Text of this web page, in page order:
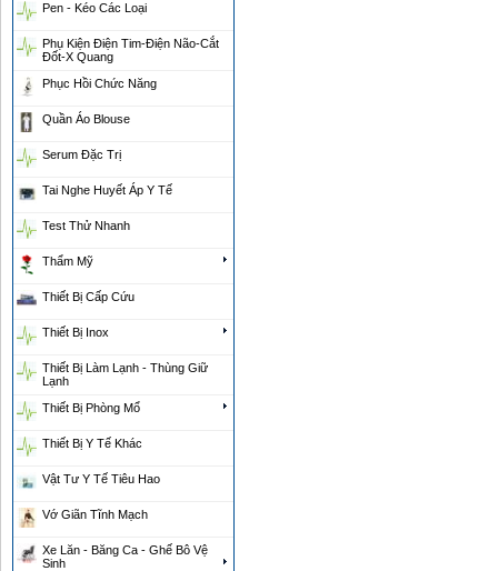
Pen - Kéo Các Loại
Phụ Kiện Điện Tim-Điện Não-Cắt
Đốt-X Quang
Phục Hồi Chức Năng
Quần Áo Blouse
Serum Đặc Trị
Tai Nghe Huyết Áp Y Tế
Test Thử Nhanh
Thẩm Mỹ
Thiết Bị Cấp Cứu
Thiết Bị Inox
Thiết Bị Làm Lạnh - Thùng Giữ
Lạnh
Thiết Bị Phòng Mổ
Thiết Bị Y Tế Khác
Vật Tư Y Tế Tiêu Hao
Vớ Giãn Tĩnh Mạch
Xe Lăn - Băng Ca - Ghế Bô Vệ
Sinh